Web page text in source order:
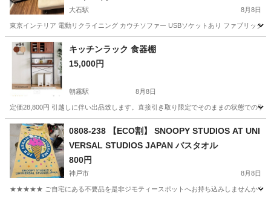
大石駅 8月8日
東京インテリア 電動リクライニング カウチソファー USBソケットあり ファブリッ
兵庫 神戸市 大石駅 ソファ
キッチンラック 食器棚
15,000円
朝霧駅 8月8日
定価28,800円 引越しに伴い出品致します。直接引き取り限定でそのままの状態での
兵庫 明石市 家具
0808-238 【ECO割】 SNOOPY STUDIOS AT UNI
VERSAL STUDIOS JAPAN バスタオル
800円
神戸市 8月8日
★★★★★ ご自宅にある不要品を是非ジモティースポットへお持ち込みしませんか？